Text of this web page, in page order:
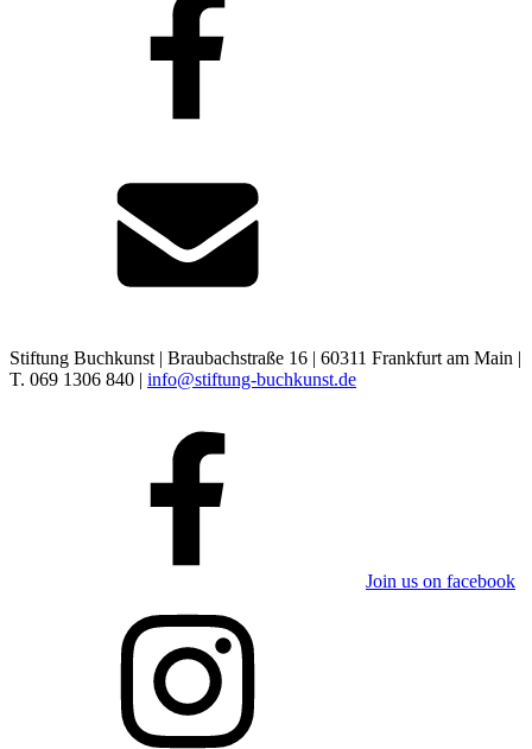
Stiftung Buchkunst | Braubachstraße 16 | 60311 Frankfurt am Main |
T. 069 1306 840 | info@stiftung-buchkunst.de
Join us on facebook